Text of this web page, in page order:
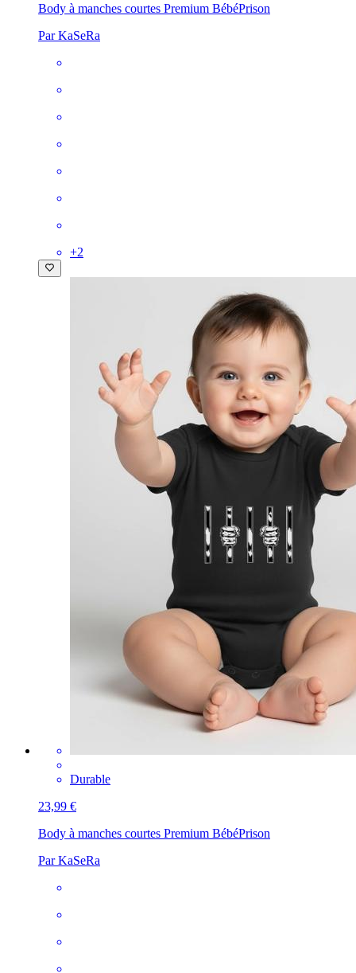
Body à manches courtes Premium BébéPrison
Par KaSeRa
+2
Durable
23,99 €
Body à manches courtes Premium BébéPrison
Par KaSeRa